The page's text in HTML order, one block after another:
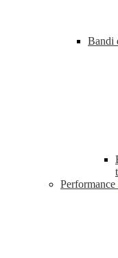
Bandi
Performance